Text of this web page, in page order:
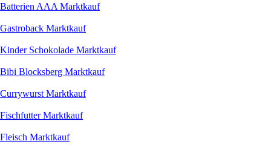
Batterien AAA Marktkauf
Gastroback Marktkauf
Kinder Schokolade Marktkauf
Bibi Blocksberg Marktkauf
Currywurst Marktkauf
Fischfutter Marktkauf
Fleisch Marktkauf